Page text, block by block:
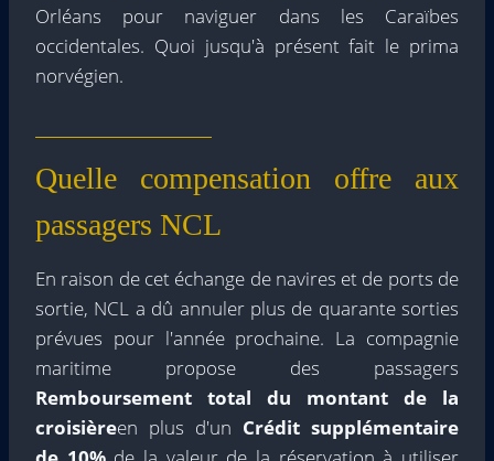
Orléans pour naviguer dans les Caraïbes
occidentales. Quoi jusqu'à présent fait le prima
norvégien.
Quelle compensation offre aux
passagers NCL
En raison de cet échange de navires et de ports de
sortie, NCL a dû annuler plus de quarante sorties
prévues pour l'année prochaine. La compagnie
maritime propose des passagers
Remboursement total du montant de la
croisièreen plus d'un Crédit supplémentaire